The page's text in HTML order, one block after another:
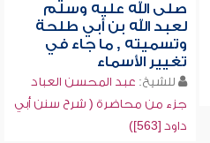
صلى الله عليه وسلم
لعبد الله بن أبي طلحة
وتسميته , ما جاء في
تغيير الأسماء
للشيخ: عبد المحسن العباد
جزء من محاضرة ( شرح سنن أبي
داود [563])